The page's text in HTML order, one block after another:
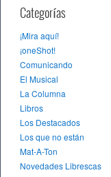
Categorías
¡Mira aquí!
¡oneShot!
Comunicando
El Musical
La Columna
Libros
Los Destacados
Los que no están
Mat-A-Ton
Novedades Librescas